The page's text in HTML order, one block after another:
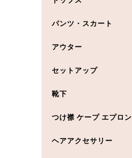
パンツ・スカート
アウター
セットアップ
靴下
つけ襟 ケープ エプロン
ヘアアクセサリー